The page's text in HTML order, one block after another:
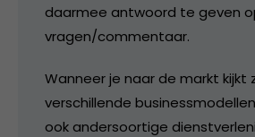
daarmee antwoord te geven
vragen/commentaar.
Wanneer je naar de markt kijkt
verschillende
ook andersoortige